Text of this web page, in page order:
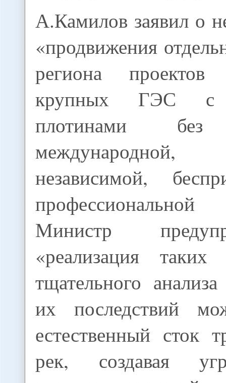
А.Камилов заявил о
«продвижения
региона проектов
крупных ГЭС с
плотинами без
независимой,
профессиональной
Министр
«реализация таких
тщательного
их последствий
естественный сток
рек, создавая